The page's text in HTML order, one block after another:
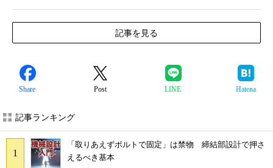
記事を見る
Share Post LINE Hatena
記事ランキング
「取りあえずボルトで固定」は禁物 締結部設計で押さ
えるべき基本